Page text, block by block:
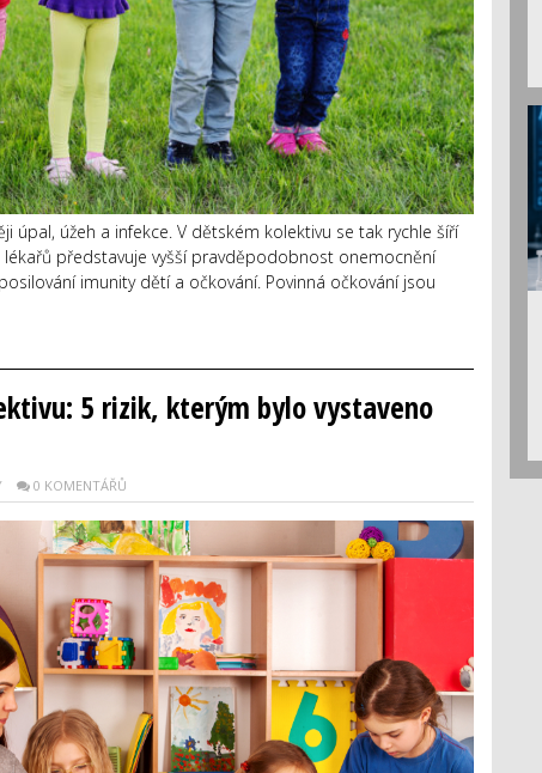
úpal, úžeh a infekce. V dětském kolektivu se tak rychle šíří
představuje vyšší pravděpodobnost onemocnění
imunity dětí a očkování. Povinná očkování jsou
5 rizik, kterým bylo vystaveno
0 KOMENTÁŘŮ